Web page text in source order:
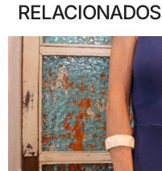
RELACIONADOS